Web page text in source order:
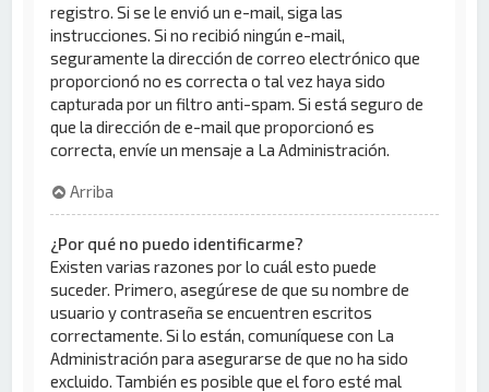
registro. Si se le envió un e-mail, siga las
instrucciones. Si no recibió ningún e-mail,
seguramente la dirección de correo electrónico que
proporcionó no es correcta o tal vez haya sido
capturada por un filtro anti-spam. Si está seguro de
que la dirección de e-mail que proporcionó es
correcta, envíe un mensaje a La Administración.
Arriba
¿Por qué no puedo identificarme?
Existen varias razones por lo cuál esto puede
suceder. Primero, asegúrese de que su nombre de
usuario y contraseña se encuentren escritos
correctamente. Si lo están, comuníquese con La
Administración para asegurarse de que no ha sido
excluido. También es posible que el foro esté mal